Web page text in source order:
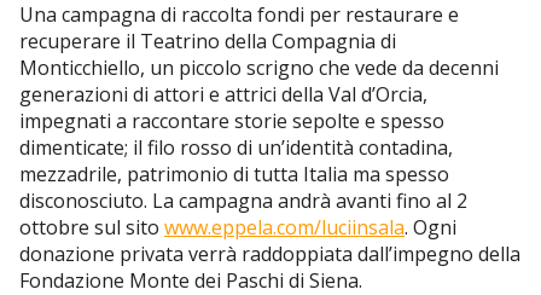
Una campagna di raccolta fondi per restaurare e
recuperare il Teatrino della Compagnia di
Monticchiello, un piccolo scrigno che vede da decenni
generazioni di attori e attrici della Val d’Orcia,
impegnati a raccontare storie sepolte e spesso
dimenticate; il filo rosso di un’identità contadina,
mezzadrile, patrimonio di tutta Italia ma spesso
disconosciuto. La campagna andrà avanti fino al 2
ottobre sul sito www.eppela.com/luciinsala. Ogni
donazione privata verrà raddoppiata dall’impegno della
Fondazione Monte dei Paschi di Siena.